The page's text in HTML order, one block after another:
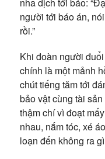
người tới báo án,
rồi.”
Khi đoàn người
chính là một mảnh
chút tiếng tăm tới
bảo vật cùng tài
thậm chí vì đoạt
nhau, nắm tóc, xé
loạn đến không ra